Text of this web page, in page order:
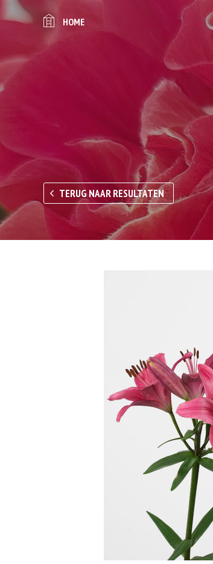
HOME
TERUG NAAR RESULTATEN